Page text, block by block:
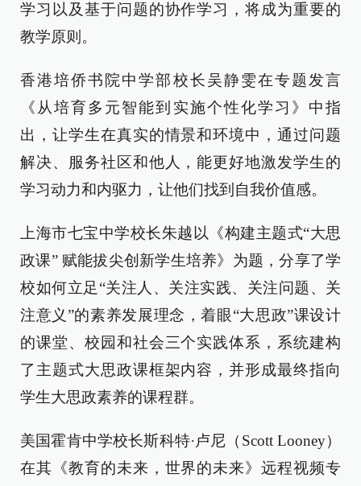
学习以及基于问题的协作学习，将成为重要的
教学原则。
香港培侨书院中学部校长吴静雯在专题发言
《从培育多元智能到实施个性化学习》中指
出，让学生在真实的情景和环境中，通过问题
解决、服务社区和他人，能更好地激发学生的
学习动力和内驱力，让他们找到自我价值感。
上海市七宝中学校长朱越以《构建主题式“大思
政课” 赋能拔尖创新学生培养》为题，分享了学
校如何立足“关注人、关注实践、关注问题、关
注意义”的素养发展理念，着眼“大思政”课设计
的课堂、校园和社会三个实践体系，系统建构
了主题式大思政课框架内容，并形成最终指向
学生大思政素养的课程群。
美国霍肯中学校长斯科特·卢尼（Scott Looney）
在其《教育的未来，世界的未来》远程视频专